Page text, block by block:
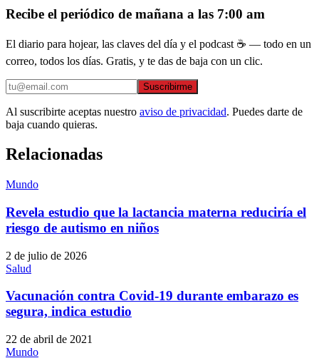
Recibe el periódico de mañana a las 7:00 am
El diario para hojear, las claves del día y el podcast ☕ — todo en un
correo, todos los días. Gratis, y te das de baja con un clic.
Suscribirme
Al suscribirte aceptas nuestro aviso de privacidad. Puedes darte de
baja cuando quieras.
Relacionadas
Mundo
Revela estudio que la lactancia materna reduciría el
riesgo de autismo en niños
2 de julio de 2026
Salud
Vacunación contra Covid-19 durante embarazo es
segura, indica estudio
22 de abril de 2021
Mundo